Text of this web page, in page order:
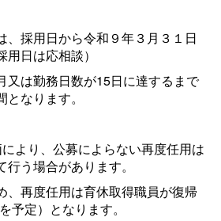
採用日から令和９年３月３１日
日は応相談）
は勤務日数が15日に達するまで
なります。
より、公募によらない再度任用は
う場合があります。
再度任用は育休取得職員が復帰
予定）となります。